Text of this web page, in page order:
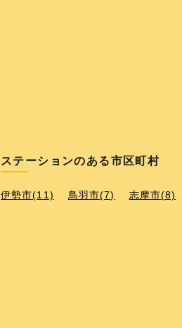
ステーションのある市区町村
伊勢市(11) 鳥羽市(7) 志摩市(8)